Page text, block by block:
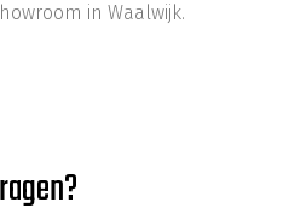
in Waalwijk.